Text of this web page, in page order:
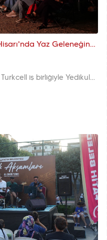
Turkcell İş Birliğiyle Yedikule Hisarı'nda Yaz Geleneğine Dönüşen Müzik Buluşması: Akustik Akşamlar
Fatih Belediyesi'nin TV+, fizy ve Turkcell iş birliğiyle Yedikule Hisarı'nda gerçekleştirdiği Akustik Akşamlar, sanatçıların enstrümanları ve yalın yorumlarını Hisar'ın tarihî dokusunda müzikseverlerle buluşturuyor.